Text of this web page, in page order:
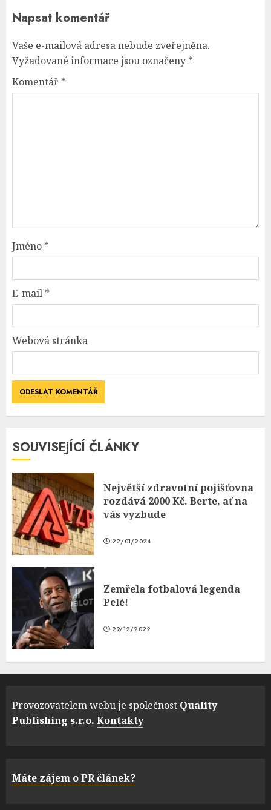
Napsat komentář
Vaše e-mailová adresa nebude zveřejněna.
Vyžadované informace jsou označeny *
Komentář *
Jméno *
E-mail *
Webová stránka
SOUVISEJÍCÍ ČLÁNKY
Největší zdravotní pojišťovna
rozdává 2000 Kč. Berte, ať na
vás vyzbude
22/01/2024
Zemřela fotbalová legenda
Pelé!
29/12/2022
Provozovatelem webu je společnost Quality
Publishing s.r.o. Kontakty
Máte zájem o PR článek?